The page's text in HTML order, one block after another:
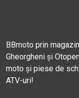
BBmoto prin
Gheorgheni și
moto și piese de
ATV-uri!